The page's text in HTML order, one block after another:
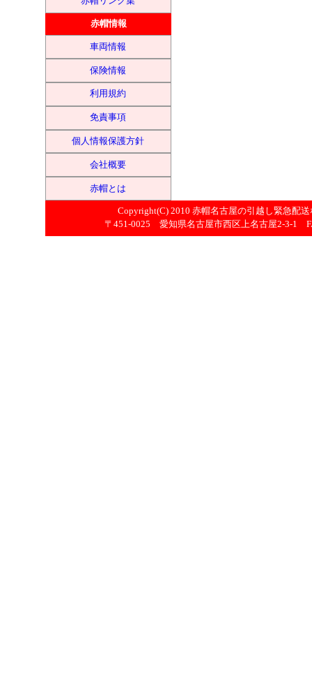
赤帽情報
車両情報
保険情報
利用規約
免責事項
個人情報保護方針
会社概要
赤帽とは
Copyright(C) 2010 赤帽名古屋の引越し緊急配
〒451-0025 愛知県名古屋市西区上名古屋2-3-1